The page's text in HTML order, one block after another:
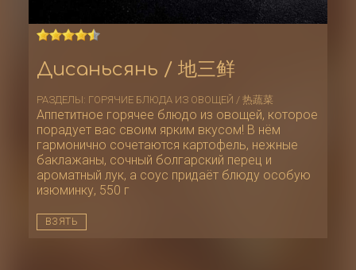
Дисаньсянь / 地三鲜
РАЗДЕЛЫ: ГОРЯЧИЕ БЛЮДА ИЗ ОВОЩЕЙ / 热蔬菜
Аппетитное горячее блюдо из овощей, которое
порадует вас своим ярким вкусом! В нём
гармонично сочетаются картофель, нежные
баклажаны, сочный болгарский перец и
ароматный лук, а соус придаёт блюду особую
изюминку, 550 г
ВЗЯТЬ